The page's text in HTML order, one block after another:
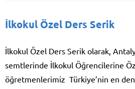
İlkokul Özel Ders Serik
İlkokul Özel Ders Serik olarak,
semtlerinde İlkokul Öğrencilerine
öğretmenlerimiz Türkiye’nin en